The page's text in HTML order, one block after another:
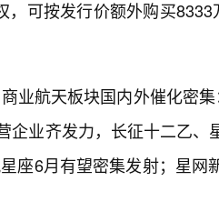
可按发行价额外购买
业航天板块国内外催化密
业齐发力，长征十二乙、
座6月有望密集发射；星网